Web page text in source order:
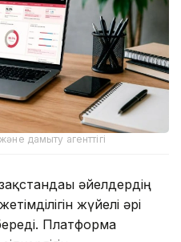
дамыту агенттігі
әйелдердің
жүйелі әрі
Платформа